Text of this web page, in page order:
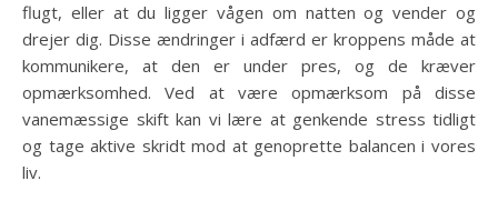
flugt, eller at du ligger vågen om natten og vender og
drejer dig. Disse ændringer i adfærd er kroppens måde at
kommunikere, at den er under pres, og de kræver
opmærksomhed. Ved at være opmærksom på disse
vanemæssige skift kan vi lære at genkende stress tidligt
og tage aktive skridt mod at genoprette balancen i vores
liv.